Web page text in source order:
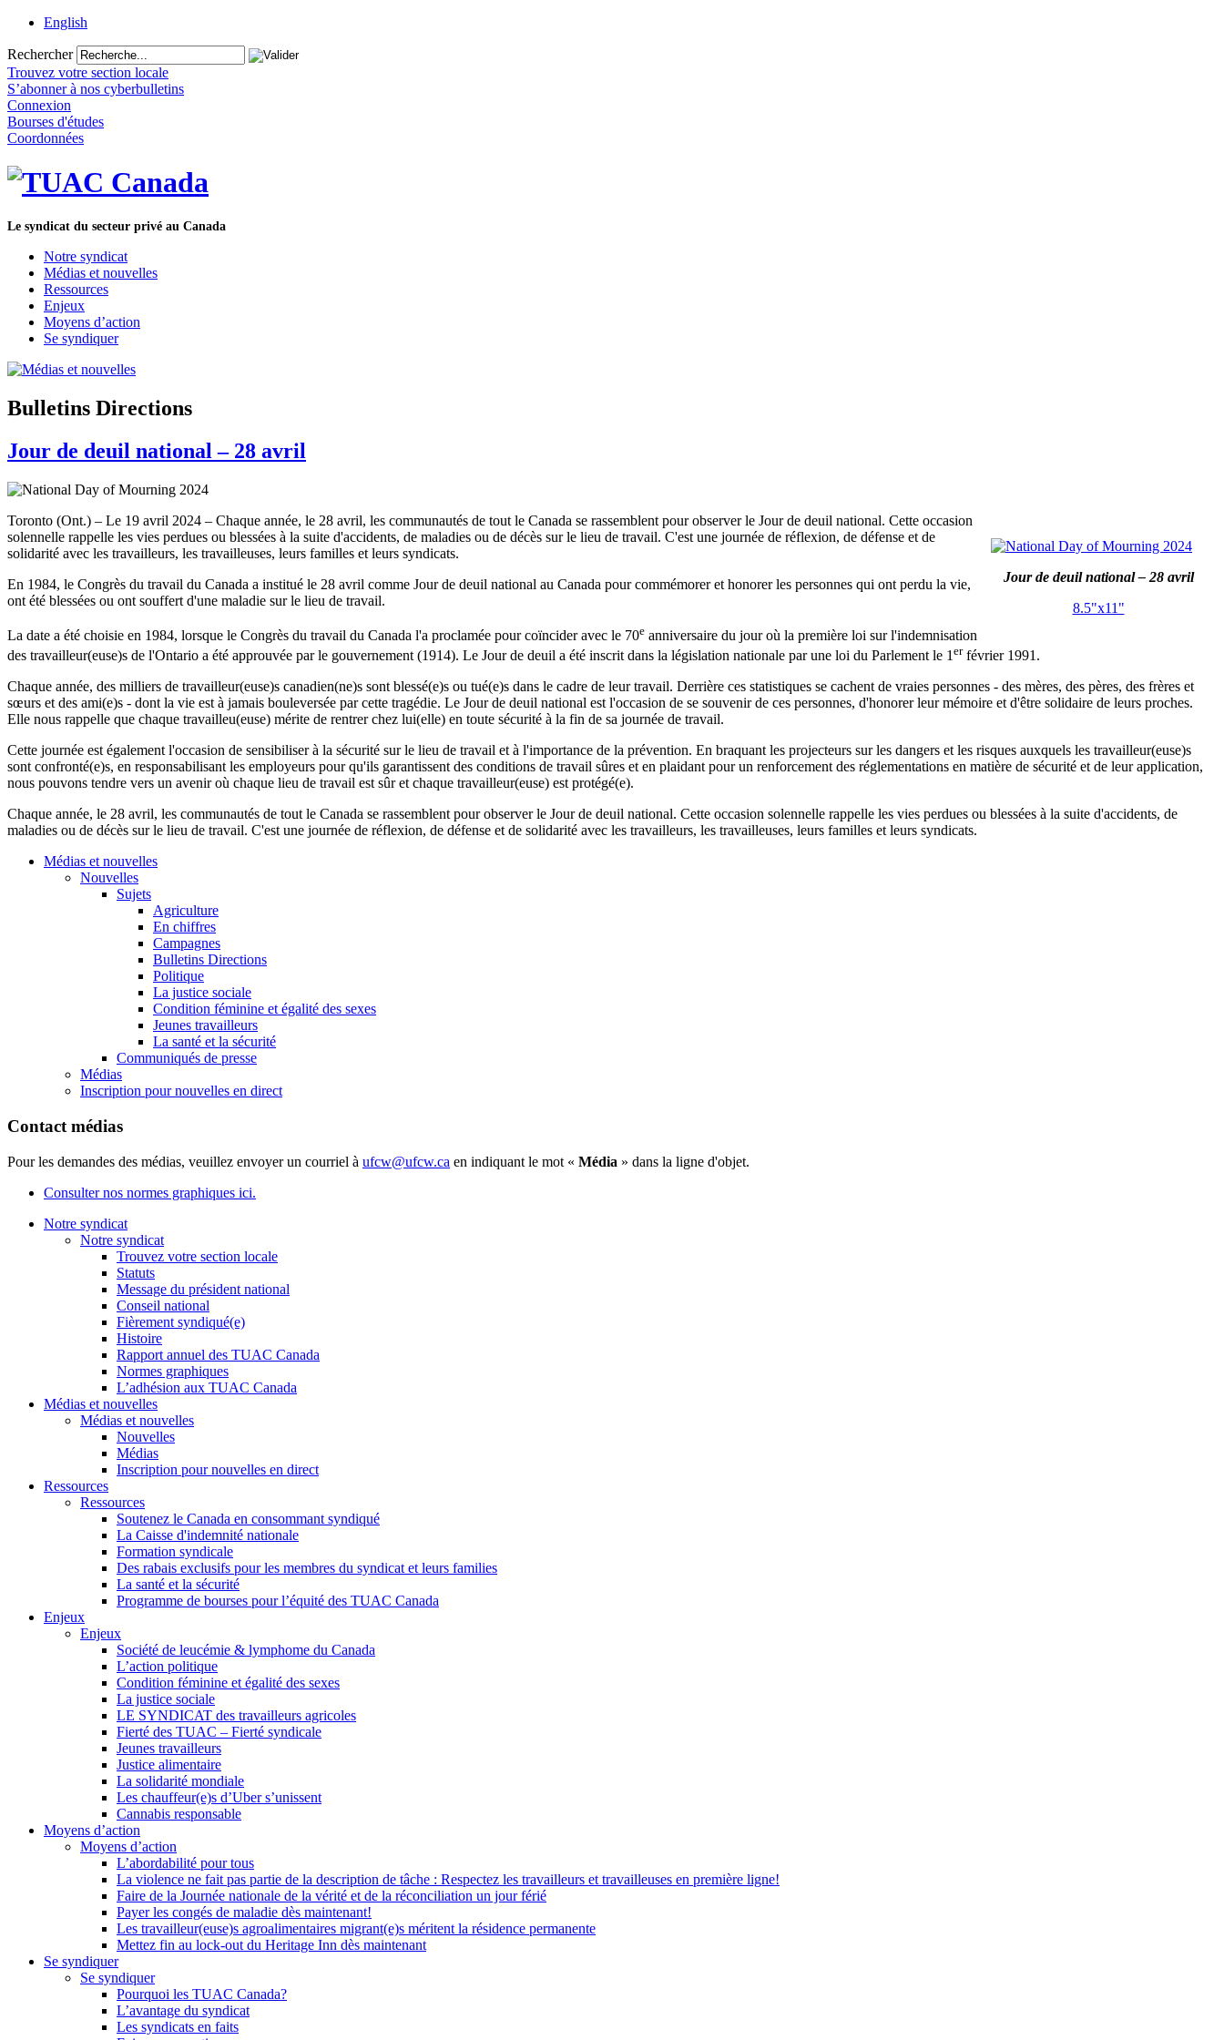
English
Rechercher
Trouvez votre section locale
S’abonner à nos cyberbulletins
Connexion
Bourses d'études
Coordonnées
Le syndicat du secteur privé au Canada
Notre syndicat
Médias et nouvelles
Ressources
Enjeux
Moyens d’action
Se syndiquer
Bulletins Directions
Jour de deuil national – 28 avril
Jour de deuil national – 28 avril
8.5"x11"
Toronto (Ont.) – Le 19 avril 2024 – Chaque année, le 28 avril, les communautés de tout le Canada se rassemblent pour observer le Jour de deuil national. Cette occasion
solennelle rappelle les vies perdues ou blessées à la suite d'accidents, de maladies ou de décès sur le lieu de travail. C'est une journée de réflexion, de défense et de
solidarité avec les travailleurs, les travailleuses, leurs familles et leurs syndicats.
En 1984, le Congrès du travail du Canada a institué le 28 avril comme Jour de deuil national au Canada pour commémorer et honorer les personnes qui ont perdu la vie,
ont été blessées ou ont souffert d'une maladie sur le lieu de travail.
La date a été choisie en 1984, lorsque le Congrès du travail du Canada l'a proclamée pour coïncider avec le 70e anniversaire du jour où la première loi sur l'indemnisation
des travailleur(euse)s de l'Ontario a été approuvée par le gouvernement (1914). Le Jour de deuil a été inscrit dans la législation nationale par une loi du Parlement le 1 erfévrier 1991.
Chaque année, des milliers de travailleur(euse)s canadien(ne)s sont blessé(e)s ou tué(e)s dans le cadre de leur travail. Derrière ces statistiques se cachent de vraies personnes - des mères, des pères, des frères et
sœurs et des ami(e)s - dont la vie est à jamais bouleversée par cette tragédie. Le Jour de deuil national est l'occasion de se souvenir de ces personnes, d'honorer leur mémoire et d'être solidaire de leurs proches.
Elle nous rappelle que chaque travailleu(euse) mérite de rentrer chez lui(elle) en toute sécurité à la fin de sa journée de travail.
Cette journée est également l'occasion de sensibiliser à la sécurité sur le lieu de travail et à l'importance de la prévention. En braquant les projecteurs sur les dangers et les risques auxquels les travailleur(euse)s
sont confronté(e)s, en responsabilisant les employeurs pour qu'ils garantissent des conditions de travail sûres et en plaidant pour un renforcement des réglementations en matière de sécurité et de leur application,
nous pouvons tendre vers un avenir où chaque lieu de travail est sûr et chaque travailleur(euse) est protégé(e).
Chaque année, le 28 avril, les communautés de tout le Canada se rassemblent pour observer le Jour de deuil national. Cette occasion solennelle rappelle les vies perdues ou blessées à la suite d'accidents, de
maladies ou de décès sur le lieu de travail. C'est une journée de réflexion, de défense et de solidarité avec les travailleurs, les travailleuses, leurs familles et leurs syndicats.
Médias et nouvelles
Nouvelles
Sujets
Agriculture
En chiffres
Campagnes
Bulletins Directions
Politique
La justice sociale
Condition féminine et égalité des sexes
Jeunes travailleurs
La santé et la sécurité
Communiqués de presse
Médias
Inscription pour nouvelles en direct
Contact médias
Pour les demandes des médias, veuillez envoyer un courriel à ufcw@ufcw.ca en indiquant le mot « Média » dans la ligne d'objet.
Consulter nos normes graphiques ici.
Notre syndicat
Notre syndicat
Trouvez votre section locale
Statuts
Message du président national
Conseil national
Fièrement syndiqué(e)
Histoire
Rapport annuel des TUAC Canada
Normes graphiques
L’adhésion aux TUAC Canada
Médias et nouvelles
Médias et nouvelles
Nouvelles
Médias
Inscription pour nouvelles en direct
Ressources
Ressources
Soutenez le Canada en consommant syndiqué
La Caisse d'indemnité nationale
Formation syndicale
Des rabais exclusifs pour les membres du syndicat et leurs families
La santé et la sécurité
Programme de bourses pour l’équité des TUAC Canada
Enjeux
Enjeux
Société de leucémie & lymphome du Canada
L’action politique
Condition féminine et égalité des sexes
La justice sociale
LE SYNDICAT des travailleurs agricoles
Fierté des TUAC – Fierté syndicale
Jeunes travailleurs
Justice alimentaire
La solidarité mondiale
Les chauffeur(e)s d’Uber s’unissent
Cannabis responsable
Moyens d’action
Moyens d’action
L’abordabilité pour tous
La violence ne fait pas partie de la description de tâche : Respectez les travailleurs et travailleuses en première ligne!
Faire de la Journée nationale de la vérité et de la réconciliation un jour férié
Payer les congés de maladie dès maintenant!
Les travailleur(euse)s agroalimentaires migrant(e)s méritent la résidence permanente
Mettez fin au lock-out du Heritage Inn dès maintenant
Se syndiquer
Se syndiquer
Pourquoi les TUAC Canada?
L’avantage du syndicat
Les syndicats en faits